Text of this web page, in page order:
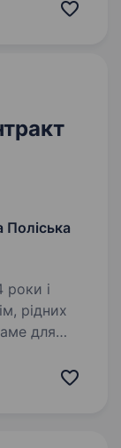
рідних
для